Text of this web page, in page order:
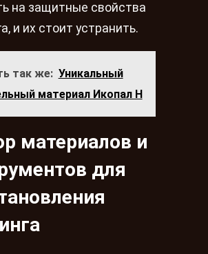
на защитные свойства
и их стоит устранить.
так же: Уникальный
материал Икопал Н
материалов и
для